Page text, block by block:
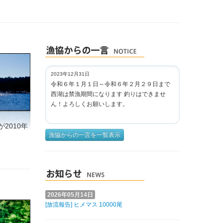
2010年
2023年12月31日
令和６年１月１日～令和６年２月２９日まで
西湖は禁漁期間になります 釣りはできませ
ん！よろしくお願いします。
漁協からの一言を一覧表示
2026年05月14日
[放流報告] ヒメマス 10000尾